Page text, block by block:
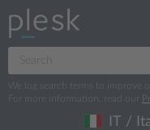
We log search terms to improve
For more information, read our
IT /